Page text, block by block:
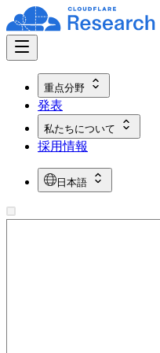
重点分野
発表
私たちについて
採用情報
日本語